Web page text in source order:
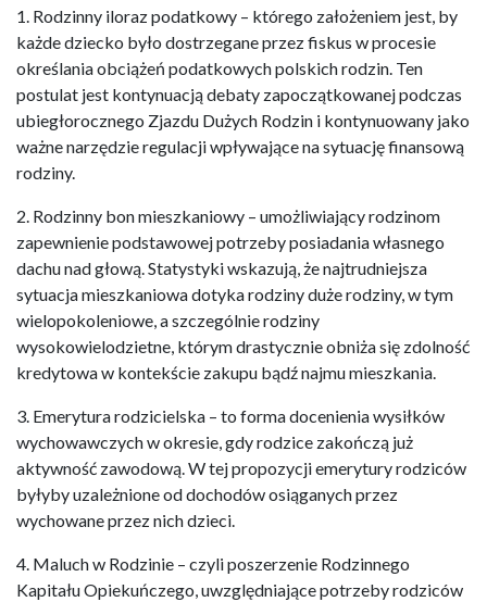
1. Rodzinny iloraz podatkowy – którego założeniem jest, by
każde dziecko było dostrzegane przez fiskus w procesie
określania obciążeń podatkowych polskich rodzin. Ten
postulat jest kontynuacją debaty zapoczątkowanej podczas
ubiegłorocznego Zjazdu Dużych Rodzin i kontynuowany jako
ważne narzędzie regulacji wpływające na sytuację finansową
rodziny.
2. Rodzinny bon mieszkaniowy – umożliwiający rodzinom
zapewnienie podstawowej potrzeby posiadania własnego
dachu nad głową. Statystyki wskazują, że najtrudniejsza
sytuacja mieszkaniowa dotyka rodziny duże rodziny, w tym
wielopokoleniowe, a szczególnie rodziny
wysokowielodzietne, którym drastycznie obniża się zdolność
kredytowa w kontekście zakupu bądź najmu mieszkania.
3. Emerytura rodzicielska – to forma docenienia wysiłków
wychowawczych w okresie, gdy rodzice zakończą już
aktywność zawodową. W tej propozycji emerytury rodziców
byłyby uzależnione od dochodów osiąganych przez
wychowane przez nich dzieci.
4. Maluch w Rodzinie – czyli poszerzenie Rodzinnego
Kapitału Opiekuńczego, uwzględniające potrzeby rodziców